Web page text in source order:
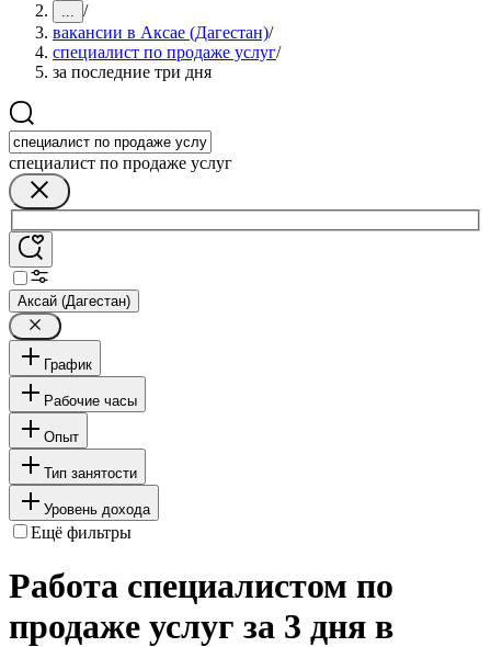
... /
вакансии в Аксае (Дагестан)/
специалист по продаже услуг/
за последние три дня
специалист по продаже услуг
Аксай (Дагестан)
График
Рабочие часы
Опыт
Тип занятости
Уровень дохода
Ещё фильтры
Работа специалистом по
продаже услуг за 3 дня в